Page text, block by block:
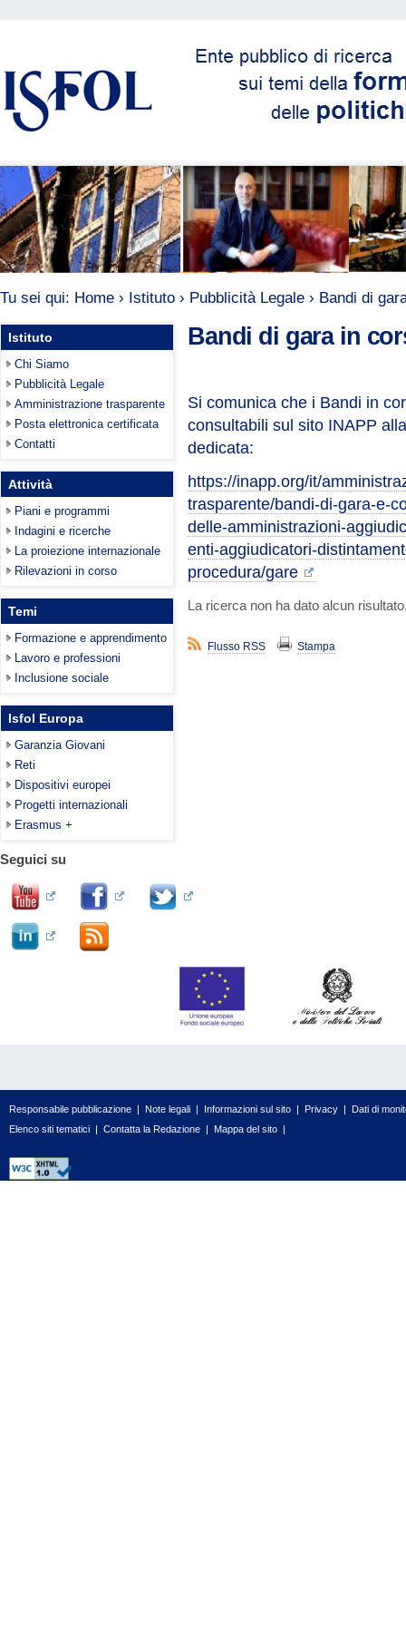
Tu sei qui: Home › Istituto › Pubblicità Legale › Bandi di
Istituto
Chi Siamo
Pubblicità Legale
Amministrazione trasparente
Posta elettronica certificata
Contatti
Attività
Piani e programmi
Indagini e ricerche
La proiezione internazionale
Rilevazioni in corso
Temi
Formazione e apprendimento
Lavoro e professioni
Inclusione sociale
Isfol Europa
Garanzia Giovani
Reti
Dispositivi europei
Progetti internazionali
Erasmus +
Seguici su
Bandi di gara in
Si comunica che i Bandi in
consultabili sul sito INAPP
dedicata:
https://inapp.org/it/
trasparente/bandi-di-gara-e-
delle-amministrazioni-
enti-aggiudicatori-
procedura/gare
La ricerca non ha dato alcun
Flusso RSS Stampa
Responsabile pubblicazione | Note legali | Informazioni sul sito | Privacy | Dati di
Elenco siti tematici | Contatta la Redazione | Mappa del sito |